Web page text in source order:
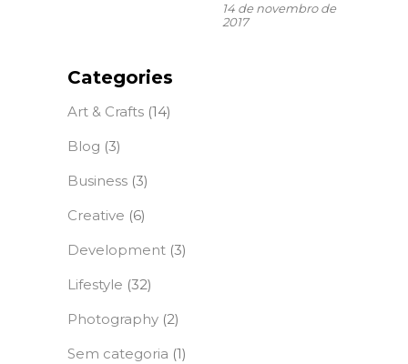
14 de novembro de
2017
Categories
Art & Crafts (14)
Blog (3)
Business (3)
Creative (6)
Development (3)
Lifestyle (32)
Photography (2)
Sem categoria (1)